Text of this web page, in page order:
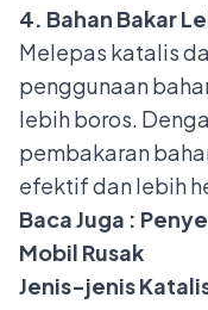
4. Bahan Bakar
Melepas katalis
penggunaan
lebih boros.
pembakaran
efektif dan lebih
Baca Juga :
Mobil Rusak
Jenis-jenis